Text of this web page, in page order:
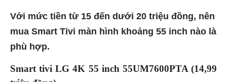
Với mức tiền từ 15 đến dưới 20 triệu đồng, nên
mua Smart Tivi màn hình khoảng 55 inch nào là
phù hợp.
Smart tivi LG 4K 55 inch 55UM7600PTA (14,99